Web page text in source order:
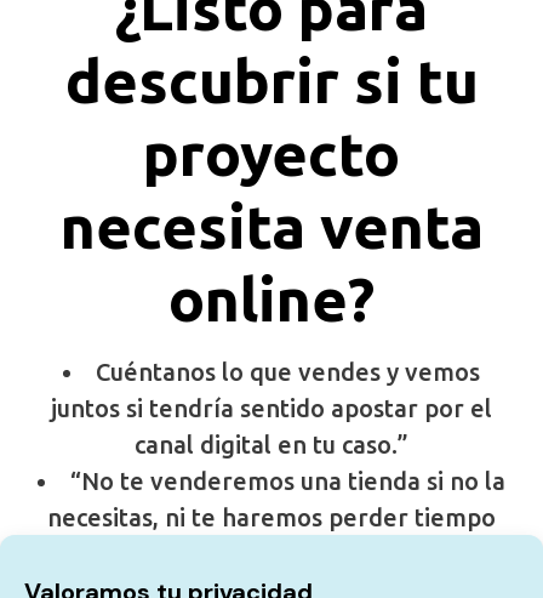
descubrir si tu
proyecto
necesita venta
online?
Cuéntanos lo que vendes y vemos
juntos si tendría sentido apostar por el
canal digital en tu caso.”
“No te venderemos una tienda si no la
necesitas, ni te haremos perder tiempo
negocio.”